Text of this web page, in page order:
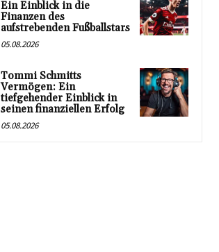
Ein Einblick in die
Finanzen des
aufstrebenden Fußballstars
05.08.2026
Tommi Schmitts
Vermögen: Ein
tiefgehender Einblick in
seinen finanziellen Erfolg
05.08.2026